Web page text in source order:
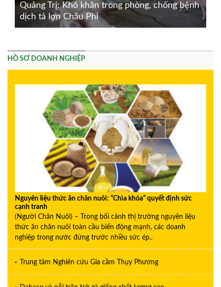
Quảng Trị: Khó khăn trong phòng, chống bệnh
dịch tả lợn Châu Phi
HỒ SƠ DOANH NGHIỆP
Nguyên liệu thức ăn chăn nuôi: “Chìa khóa” quyết định sức
cạnh tranh
(Người Chăn Nuôi) – Trong bối cảnh thị trường nguyên liệu
thức ăn chăn nuôi toàn cầu biến động mạnh, các doanh
nghiệp trong nước đứng trước nhiều sức ép..
Trung tâm Nghiên cứu Gia cầm Thụy Phương